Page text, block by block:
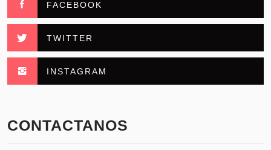
FACEBOOK
TWITTER
INSTAGRAM
CONTACTANOS